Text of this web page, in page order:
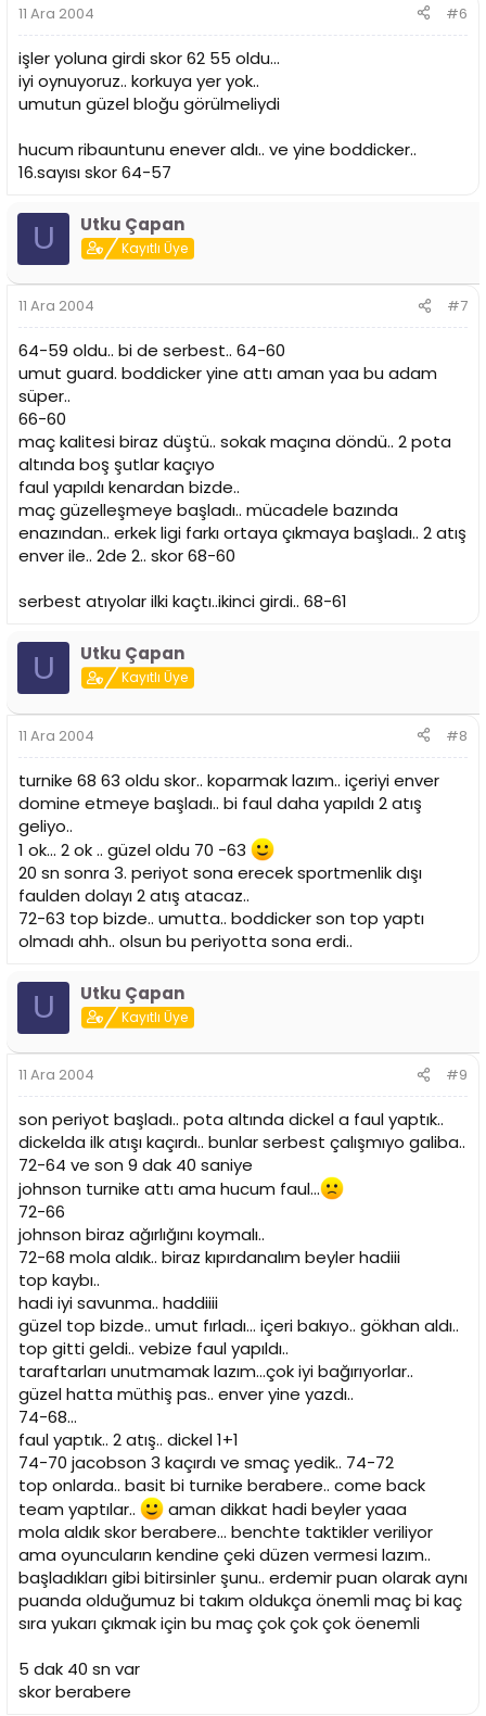
11 Ara 2004 #6
işler yoluna girdi skor 62 55 oldu...
iyi oynuyoruz.. korkuya yer yok..
umutun güzel bloğu görülmeliydi
hucum ribauntunu enever aldı.. ve yine boddicker..
16.sayısı skor 64-57
U Utku Çapan
Kayıtlı Üye
11 Ara 2004 #7
64-59 oldu.. bi de serbest.. 64-60
umut guard. boddicker yine attı aman yaa bu adam
süper..
66-60
maç kalitesi biraz düştü.. sokak maçına döndü.. 2 pota
altında boş şutlar kaçıyo
faul yapıldı kenardan bizde..
maç güzelleşmeye başladı.. mücadele bazında
enazından.. erkek ligi farkı ortaya çıkmaya başladı.. 2 atış
enver ile.. 2de 2.. skor 68-60
serbest atıyolar ilki kaçtı..ikinci girdi.. 68-61
U Utku Çapan
Kayıtlı Üye
11 Ara 2004 #8
turnike 68 63 oldu skor.. koparmak lazım.. içeriyi enver
domine etmeye başladı.. bi faul daha yapıldı 2 atış
geliyo..
1 ok... 2 ok .. güzel oldu 70 -63
20 sn sonra 3. periyot sona erecek sportmenlik dışı
faulden dolayı 2 atış atacaz..
72-63 top bizde.. umutta.. boddicker son top yaptı
olmadı ahh.. olsun bu periyotta sona erdi..
U Utku Çapan
Kayıtlı Üye
11 Ara 2004 #9
son periyot başladı.. pota altında dickel a faul yaptık..
dickelda ilk atışı kaçırdı.. bunlar serbest çalışmıyo galiba..
72-64 ve son 9 dak 40 saniye
johnson turnike attı ama hucum faul...
72-66
johnson biraz ağırlığını koymalı..
72-68 mola aldık.. biraz kıpırdanalım beyler hadiii
top kaybı..
hadi iyi savunma.. haddiiii
güzel top bizde.. umut fırladı... içeri bakıyo.. gökhan aldı..
top gitti geldi.. vebize faul yapıldı..
taraftarları unutmamak lazım...çok iyi bağırıyorlar..
güzel hatta müthiş pas.. enver yine yazdı..
74-68...
faul yaptık.. 2 atış.. dickel 1+1
74-70 jacobson 3 kaçırdı ve smaç yedik.. 74-72
top onlarda.. basit bi turnike berabere.. come back
team yaptılar..
aman dikkat hadi beyler yaaa
mola aldık skor berabere... benchte taktikler veriliyor
ama oyuncuların kendine çeki düzen vermesi lazım..
başladıkları gibi bitirsinler şunu.. erdemir puan olarak aynı
puanda olduğumuz bi takım oldukça önemli maç bi kaç
sıra yukarı çıkmak için bu maç çok çok çok öenemli
5 dak 40 sn var
skor berabere